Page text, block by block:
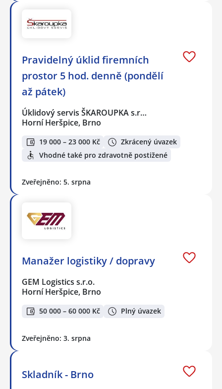
Pravidelný úklid firemních
prostor 5 hod. denně (pondělí
až pátek)
Úklidový servis ŠKAROUPKA s.r…
Horní Heršpice, Brno
19 000 – 23 000 Kč
Zkrácený úvazek
Vhodné také pro zdravotně postižené
Zveřejněno: 5. srpna
Manažer logistiky / dopravy
GEM Logistics s.r.o.
Horní Heršpice, Brno
50 000 – 60 000 Kč Plný úvazek
Zveřejněno: 3. srpna
Skladník - Brno